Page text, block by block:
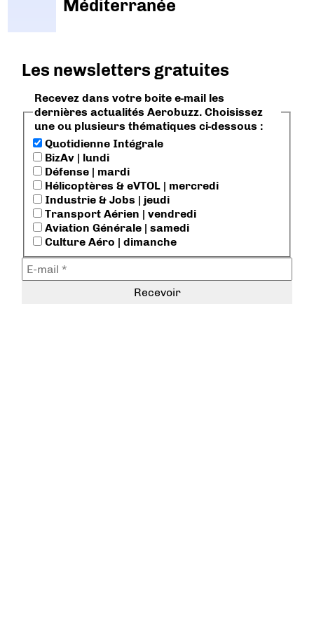
Méditerranée
Les newsletters gratuites
Recevez dans votre boite e-mail les
dernières actualités Aerobuzz. Choisissez
une ou plusieurs thématiques ci-dessous :
Quotidienne Intégrale
BizAv | lundi
Défense | mardi
Hélicoptères & eVTOL | mercredi
Industrie & Jobs | jeudi
Transport Aérien | vendredi
Aviation Générale | samedi
Culture Aéro | dimanche